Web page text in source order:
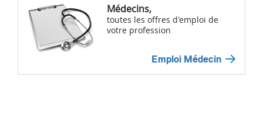
Médecins,
toutes les offres d'emploi de
votre profession
Emploi Médecin